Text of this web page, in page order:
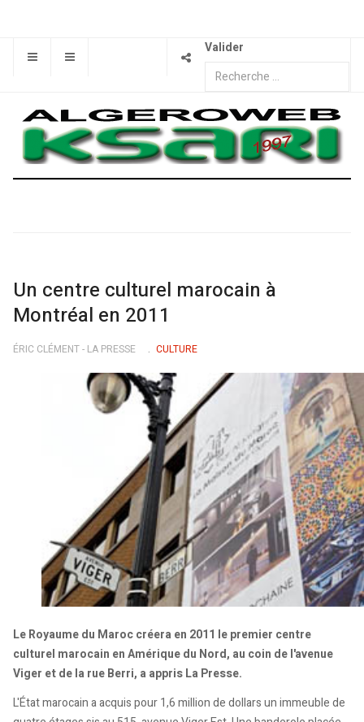
Valider
Un centre culturel marocain à
Montréal en 2011
ÉRIC CLÉMENT - LA PRESSE CULTURE
Le Royaume du Maroc créera en 2011 le premier centre
culturel marocain en Amérique du Nord, au coin de l'avenue
Viger et de la rue Berri, a appris La Presse.
L'État marocain a acquis pour 1,6 million de dollars un immeuble de